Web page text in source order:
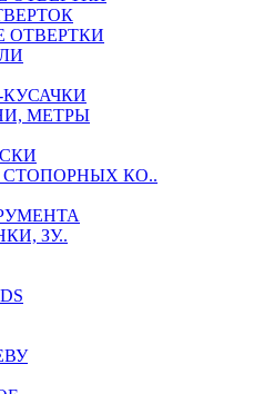
МЕТРЫ
КО..
ЗУ..